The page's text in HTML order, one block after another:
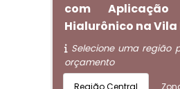
com
Hialurônico na
Selecione uma região
orçamento
Região Central